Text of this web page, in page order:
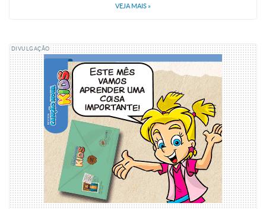
VEJA MAIS »
DIVULGAÇÃO